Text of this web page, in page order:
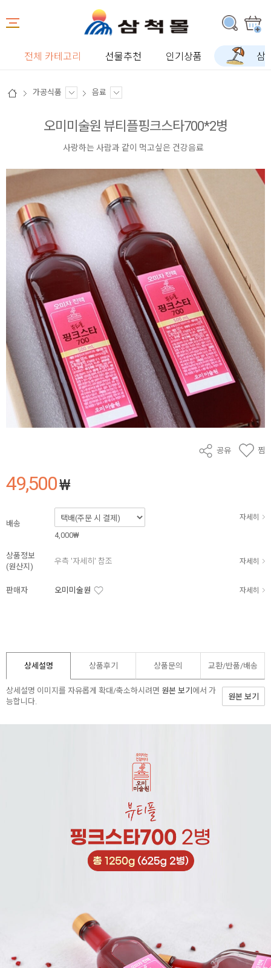
전체 카테고리 선물추천 인기상품 삼
가공식품 음료
오미미술원 뷰티플핑크스타700*2병
사랑하는 사람과 같이 먹고싶은 건강음료
공유 찜
49,500₩
배송
자세히
4,000₩
상품정보
(원산지)
우측 '자세히' 참조 자세히
판매자 오미미술원 자세히
상세설명 상품후기 상품문의 교환/반품/배송
상세설명 이미지를 자유롭게 확대/축소하시려면 원본 보기 에서 가
능합니다.
원본 보기